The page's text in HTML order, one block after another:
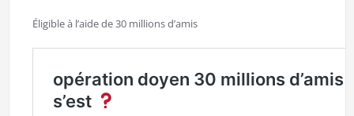
Éligible à l’aide de 30 millions d’amis